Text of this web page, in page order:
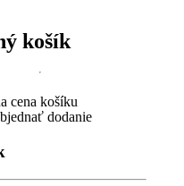
košík
Aktuálna cena košíku
cena košíku
dodanie